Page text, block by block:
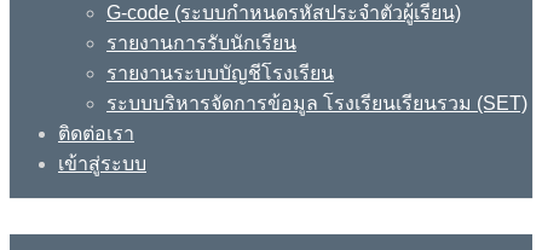
G-code (ระบบกำหนดรหัสประจำตัวผู้เรียน)
รายงานการรับนักเรียน
รายงานระบบบัญชีโรงเรียน
ระบบบริหารจัดการข้อมูล โรงเรียนเรียนรวม (SET)
ติดต่อเรา
เข้าสู่ระบบ